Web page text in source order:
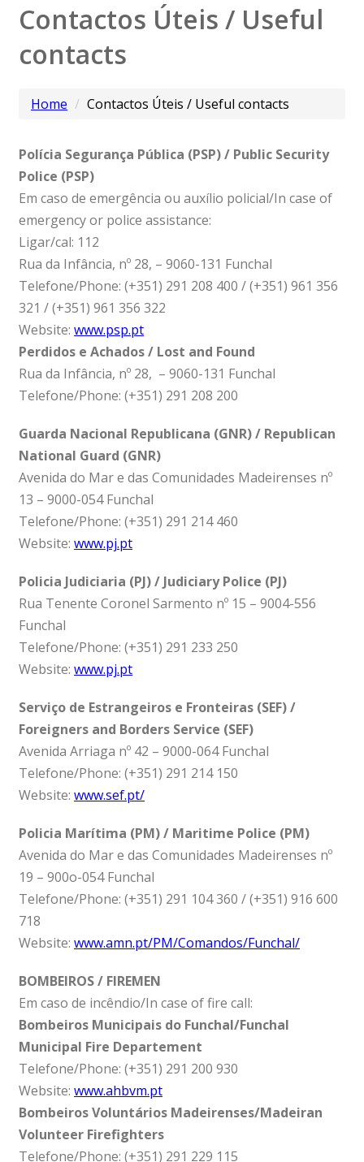
Contactos Úteis / Useful
contacts
Home Contactos Úteis / Useful contacts
Polícia Segurança Pública (PSP) / Public Security
Police (PSP)
Em caso de emergência ou auxílio policial/In case of
emergency or police assistance:
Ligar/cal: 112
Rua da Infância, nº 28, – 9060-131 Funchal
Telefone/Phone: (+351) 291 208 400 / (+351) 961 356
321 / (+351) 961 356 322
Website: www.psp.pt
Perdidos e Achados / Lost and Found
Rua da Infância, nº 28, – 9060-131 Funchal
Telefone/Phone: (+351) 291 208 200
Guarda Nacional Republicana (GNR) / Republican
National Guard (GNR)
Avenida do Mar e das Comunidades Madeirenses nº
13 – 9000-054 Funchal
Telefone/Phone: (+351) 291 214 460
Website: www.pj.pt
Policia Judiciaria (PJ) / Judiciary Police (PJ)
Rua Tenente Coronel Sarmento nº 15 – 9004-556
Funchal
Telefone/Phone: (+351) 291 233 250
Website: www.pj.pt
Serviço de Estrangeiros e Fronteiras (SEF) /
Foreigners and Borders Service (SEF)
Avenida Arriaga nº 42 – 9000-064 Funchal
Telefone/Phone: (+351) 291 214 150
Website: www.sef.pt/
Policia Marítima (PM) / Maritime Police (PM)
Avenida do Mar e das Comunidades Madeirenses nº
19 – 900o-054 Funchal
Telefone/Phone: (+351) 291 104 360 / (+351) 916 600
718
Website: www.amn.pt/PM/Comandos/Funchal/
BOMBEIROS / FIREMEN
Em caso de incêndio/In case of fire call:
Bombeiros Municipais do Funchal/Funchal
Municipal Fire Departement
Telefone/Phone: (+351) 291 200 930
Website: www.ahbvm.pt
Bombeiros Voluntários Madeirenses/Madeiran
Volunteer Firefighters
Telefone/Phone: (+351) 291 229 115